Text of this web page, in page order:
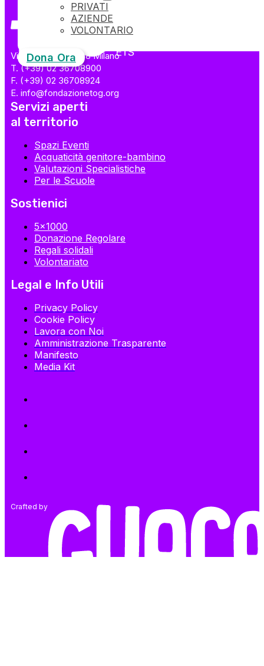
PRIVATI
AZIENDE
VOLONTARIO
Dona Ora
Via Livigno 1 / 20158 Milano
T. (+39) 02 36708900
F. (+39) 02 36708924
E. info@fondazionetog.org
Servizi aperti
al territorio
Spazi Eventi
Acquaticità genitore-bambino
Valutazioni Specialistiche
Per le Scuole
Sostienici
5×1000
Donazione Regolare
Regali solidali
Volontariato
Legal e Info Utili
Privacy Policy
Cookie Policy
Lavora con Noi
Amministrazione Trasparente
Manifesto
Media Kit
Crafted by